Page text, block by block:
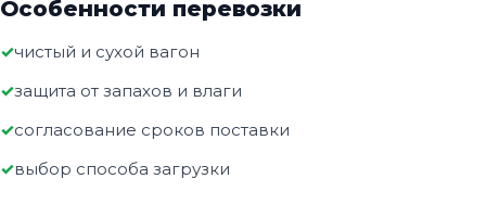
Особенности перевозки
чистый и сухой вагон
защита от запахов и влаги
согласование сроков поставки
выбор способа загрузки